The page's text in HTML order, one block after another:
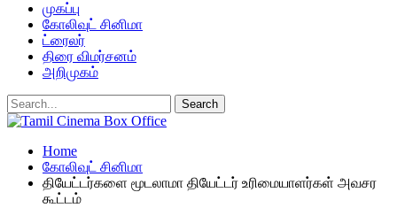
முகப்பு
கோலிவுட் சினிமா
ட்ரைலர்
திரை விமர்சனம்
அறிமுகம்
Home
கோலிவுட் சினிமா
தியேட்டர்களை மூடலாமா தியேட்டர் உரிமையாளர்கள் அவசர
கூட்டம்